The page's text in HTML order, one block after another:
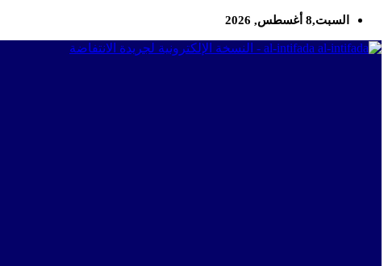
السبت,8 أغسطس, 2026
al-intifada - النسخة الإلكترونية لجريدة الانتفاضة